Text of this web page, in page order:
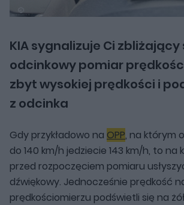
KIA sygnalizuje Ci zbliżający
odcinkowy pomiar
zbyt wysokiej prędkości i
z odcinka
Gdy przykładowo na OPP, na którym
do 140 km/h jedziecie 143 km/h, to na
przed rozpoczęciem pomiaru
dźwiękowy. Jednocześnie prędkość
prędkościomierzu podświetli się na